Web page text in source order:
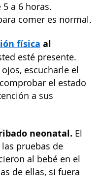
a 6 horas.
comer es normal.
física al
esté presente.
escucharle el
el estado
a sus
neonatal. El
pruebas de
al bebé en el
de ellas, si fuera